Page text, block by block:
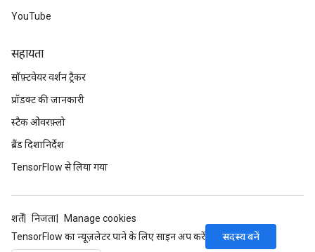
YouTube
सहायता
सॉफ़्टवेयर वर्शन ट्रैकर
प्रॉडक्ट की जानकारी
स्टैक ओवरफ़्लो
ब्रैंड दिशानिर्देश
TensorFlow से लिया गया
शर्तें निजता
Manage cookies
TensorFlow का न्यूज़लेटर पाने के लिए साइन अप करें
सदस्य बनें